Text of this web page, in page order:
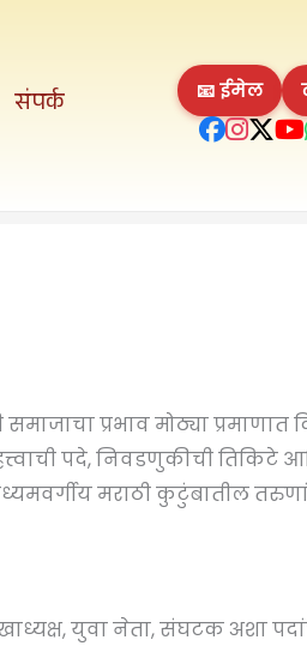
संपर्क 📧 ईमेल
प्रभाव मोठ्या प्रमाणात
पदे, निवडणुकीची तिकिटे
मराठी कुटुंबातील
युवा नेता, संघटक अशा